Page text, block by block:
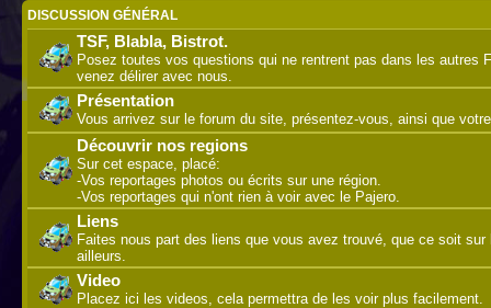
DISCUSSION GÉNÉRAL
TSF, Blabla, Bistrot.
Posez toutes vos questions qui ne rentrent pas dans les autres
venez délirer avec nous.
Présentation
Vous arrivez sur le forum du site, présentez-vous, ainsi que
Découvrir nos regions
Sur cet espace, placé:
-Vos reportages photos ou écrits sur une région.
-Vos reportages qui n'ont rien à voir avec le Pajero.
Liens
Faites nous part des liens que vous avez trouvé, que ce soit sur
ailleurs.
Video
Placez ici les videos, cela permettra de les voir plus facilement.